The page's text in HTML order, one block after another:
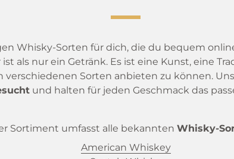
Whisky-Sorten für dich, die du bequem
als nur ein Getränk. Es ist eine Kunst, eine
verschiedenen Sorten anbieten zu können.
und halten für jeden Geschmack das
Sortiment umfasst alle bekannten Whisky-
American Whiskey